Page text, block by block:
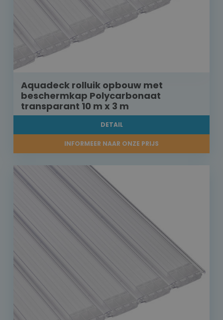
Aquadeck rolluik opbouw met
beschermkap Polycarbonaat
transparant 10 m x 3 m
DETAIL
INFORMEER NAAR ONZE PRIJS